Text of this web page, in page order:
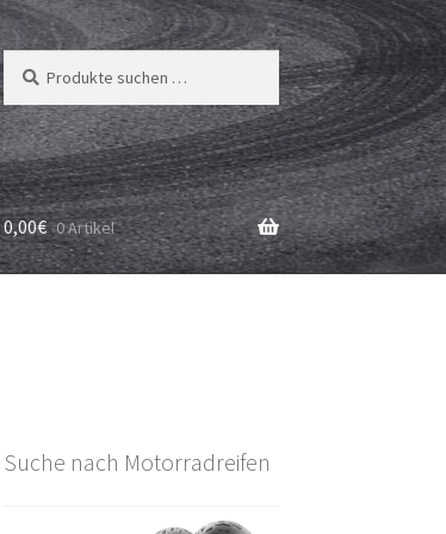
Suchen
nach:
Suchen
0,00€ 0 Artikel
Suche nach Motorradreifen